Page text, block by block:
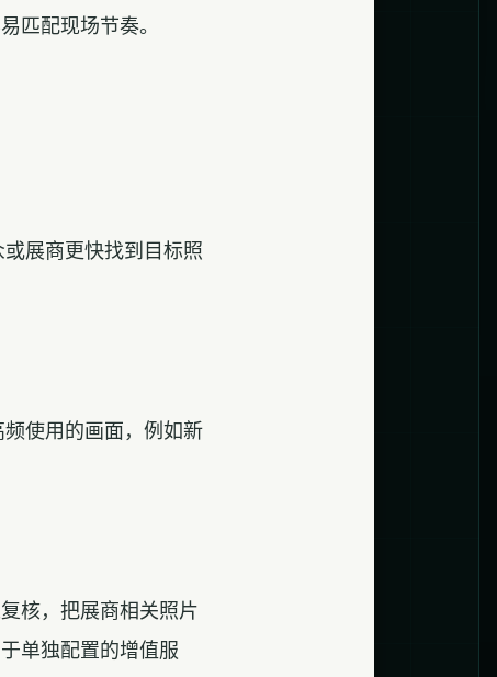
匹配现场节奏。
展商更快找到目标照
使用的画面，例如新
核，把展商相关照片
单独配置的增值服